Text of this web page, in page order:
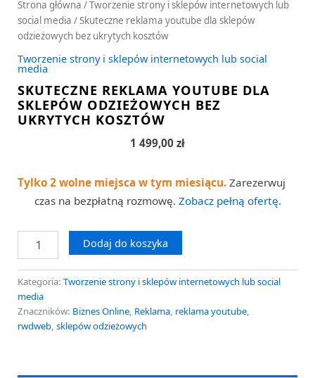
Strona główna /Tworzenie strony i sklepów internetowych lub
social media / Skuteczne reklama youtube dla sklepów
odzieżowych bez ukrytych kosztów
Tworzenie strony i sklepów internetowych lub social
media
SKUTECZNE REKLAMA YOUTUBE DLA
SKLEPÓW ODZIEŻOWYCH BEZ
UKRYTYCH KOSZTÓW
1 499,00 zł
Tylko 2 wolne miejsca w tym miesiącu. Zarezerwuj
czas na bezpłatną rozmowę. Zobacz pełną ofertę.
Dodaj do koszyka
Kategoria: Tworzenie strony i sklepów internetowych lub social
media
Znaczników: Biznes Online, Reklama, reklama youtube,
rwdweb, sklepów odzieżowych